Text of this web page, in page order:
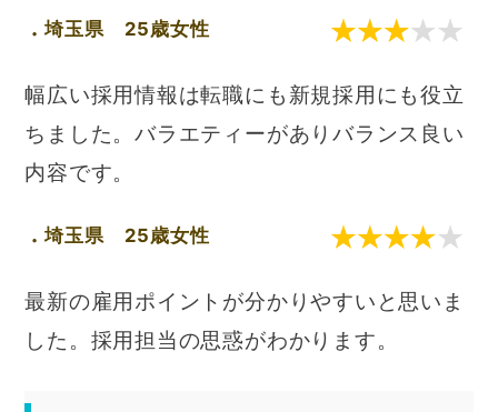
埼玉県 25歳女性
幅広い採用情報は転職にも新規採用にも役立
ちました。バラエティーがありバランス良い
内容です。
埼玉県 25歳女性
最新の雇用ポイントが分かりやすいと思いま
した。採用担当の思惑がわかります。